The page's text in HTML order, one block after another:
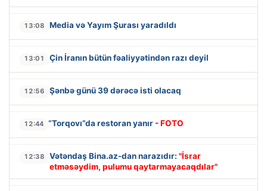
13:08 Media və Yayım Şurası yaradıldı
13:01 Çin İranın bütün fəaliyyətindən razı deyil
12:56 Şənbə günü 39 dərəcə isti olacaq
12:44 “Torqovı”da restoran yanır - FOTO
12:38 Vətəndaş Bina.az-dan narazıdır: "İsrar
etməsəydim, pulumu qaytarmayacaqdılar"